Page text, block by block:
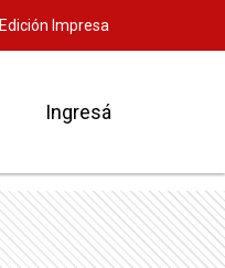
Edición Impresa
Ingresá